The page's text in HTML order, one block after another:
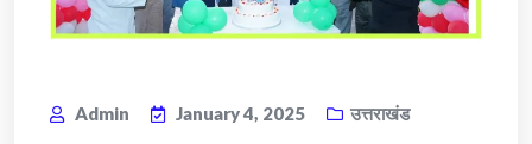
Admin January 4, 2025 उत्तराखंड